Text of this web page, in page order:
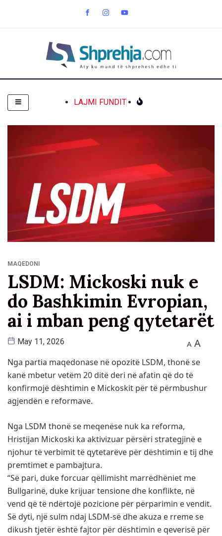
LAJMI FUNDIT
MAQEDONI
LSDM: Mickoski nuk e
do Bashkimin Evropian,
ai i mban peng qytetarët
May 11, 2026 A A
Nga partia maqedonase në opozitë LSDM, thonë se
kanë mbetur vetëm 20 ditë deri në afatin që do të
konfirmojë dështimin e Mickoskit për të përmbushur
agjendën e reformave.
Nga LSDM thonë se meqenëse nuk ka reforma,
Hristijan Mickoski ka aktivizuar përsëri strategjinë e
njohur të verbimit të qytetarëve për dështimin e tij dhe
premtimet e pambajtura.
“Së pari, duke forcuar qëllimisht marrëdhëniet me
Bullgarinë, duke krijuar tensione dhe konflikte, në
vend që të ndërtojë pozicione për përparimin e vendit.
Së dyti, një sulm ndaj LSDM-së dhe akuza e rreme se
dikush tjetër është fajtor për dështimin e qeverisë për